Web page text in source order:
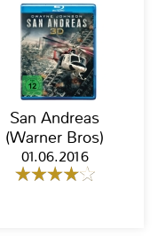
San Andreas
(Warner Bros)
01.06.2016